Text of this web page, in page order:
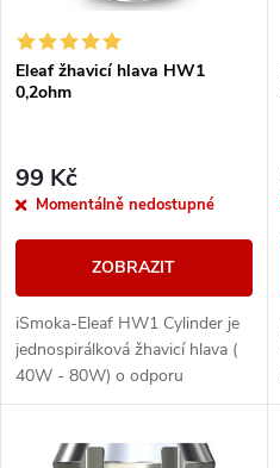
í
p
r
o
u
k
s
p
r
o
d
u
k
Eleaf žhavicí hlava HW1
0,2ohm
99 Kč
Momentálně nedostupné
ZOBRAZIT
iSmoka-Eleaf HW1 Cylinder je
jednospirálková žhavicí hlava (
40W - 80W) o odporu
0.2ohm. 100% organická
vzduchu = velké množství...